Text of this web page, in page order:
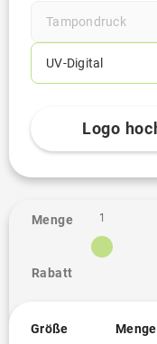
Tampondruck
UV-Digital
Logo
Menge
Rabatt
1
Größe Menge